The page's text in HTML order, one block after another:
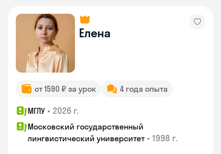
Елена
от 1590 ₽ за урок 4 года опыта
МГЛУ • 2026 г.
Московский государственный
лингвистический университет • 1998 г.